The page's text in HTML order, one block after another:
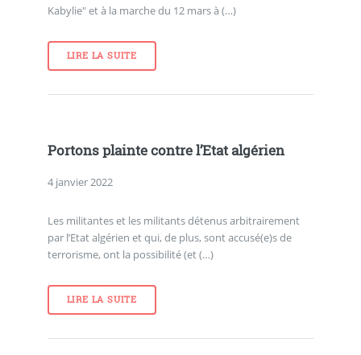
Kabylie" et à la marche du 12 mars à (…)
LIRE LA SUITE
Portons plainte contre l’Etat algérien
4 janvier 2022
Les militantes et les militants détenus arbitrairement
par l’Etat algérien et qui, de plus, sont accusé(e)s de
terrorisme, ont la possibilité (et (…)
LIRE LA SUITE